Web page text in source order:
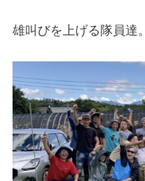
雄叫びを上げる隊員達。